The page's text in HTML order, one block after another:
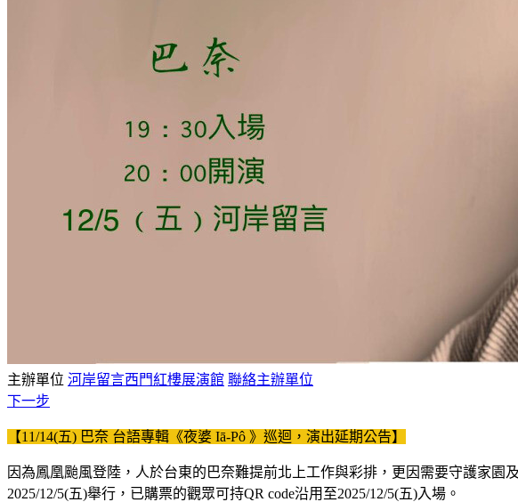
主辦單位 河岸留言西門紅樓展演館 聯絡主辦單位
下一步
【11/14(五) 巴奈 台語專輯《夜婆 Iā-Pô 》巡迴，演出延期公告】
因為鳳凰颱風登陸，人於台東的巴奈難提前北上工作與彩排，更因需要守護家園
2025/12/5(五)舉行，已購票的觀眾可持QR code沿用至2025/12/5(五)入場。